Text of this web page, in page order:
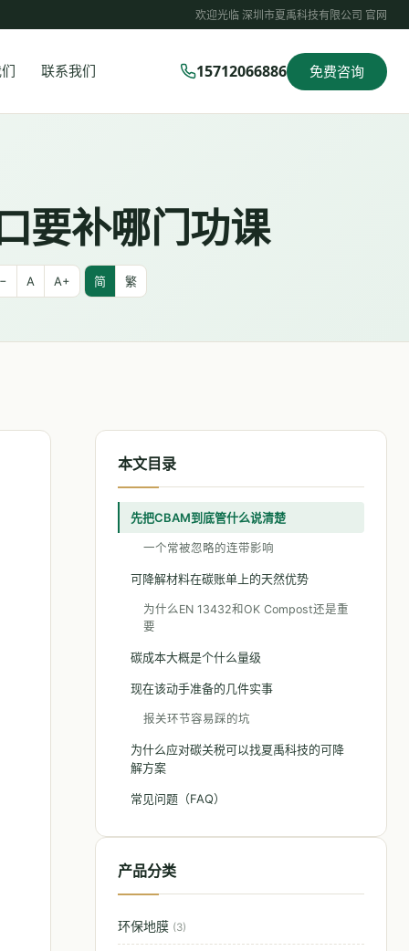
欢迎光临 深圳市夏禹科技有限公司 官网
联系我们 15712066886 免费咨询
要补哪门功课
A A+ 简 繁
本文目录
先把CBAM到底管什么说清楚
一个常被忽略的连带影响
可降解材料在碳账单上的天然优势
为什么EN 13432和OK Compost还是重
要
碳成本大概是个什么量级
现在该动手准备的几件实事
报关环节容易踩的坑
为什么应对碳关税可以找夏禹科技的可降
解方案
常见问题（FAQ）
产品分类
环保地膜 (3)